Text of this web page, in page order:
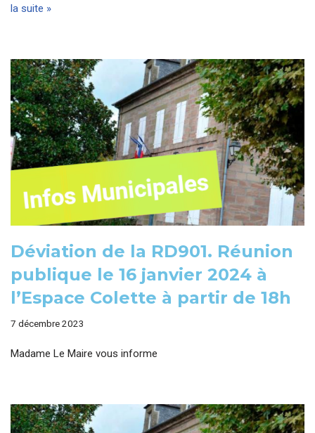
la suite »
Déviation de la RD901. Réunion
publique le 16 janvier 2024 à
l’Espace Colette à partir de 18h
7 décembre 2023
Madame Le Maire vous informe